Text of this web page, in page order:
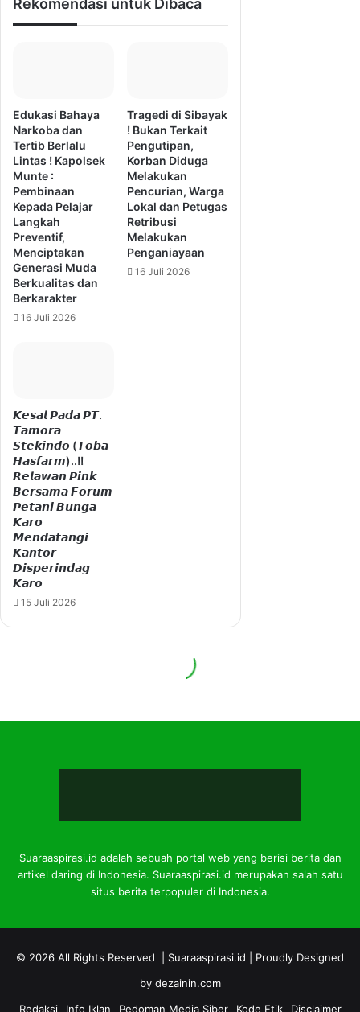
Suaraaspirasi.id adalah sebuah portal web yang berisi berita dan
artikel daring di Indonesia. Suaraaspirasi.id merupakan salah satu
situs berita terpopuler di Indonesia.
© 2026 All Rights Reserved | Suaraaspirasi.id | Proudly Designed
by dezainin.com
Redaksi
Info Iklan Pedoman Media Siber Kode Etik Disclaimer